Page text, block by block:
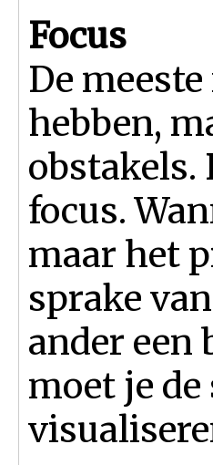
Focus
De
hebben,
obstakels.
focus.
maar het
sprake
ander een
moet je